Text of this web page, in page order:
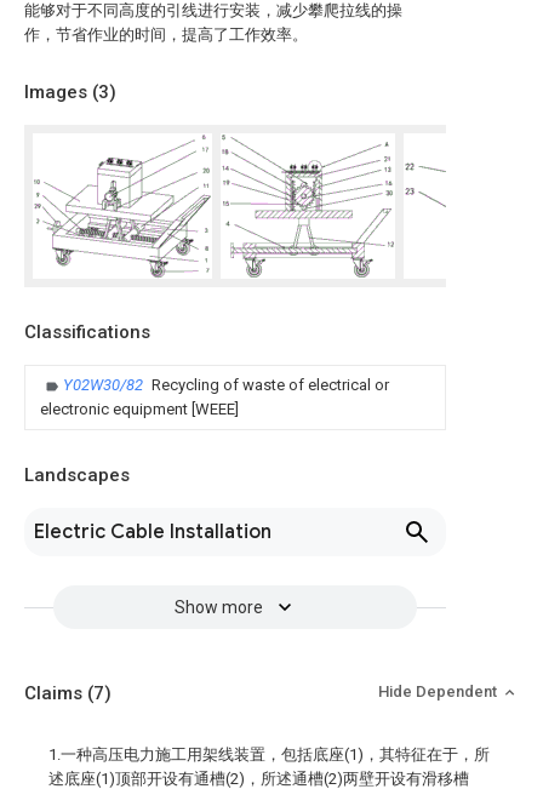
能够对于不同高度的引线进行安装，减少攀爬拉线的操
作，节省作业的时间，提高了工作效率。
Images (3)
Classifications
Y02W30/82 Recycling of waste of electrical or
electronic equipment [WEEE]
Landscapes
Electric Cable Installation
Show more
Claims (7) Hide Dependent
1.一种高压电力施工用架线装置，包括底座(1)，其特征在于，所
述底座(1)顶部开设有通槽(2)，所述通槽(2)两壁开设有滑移槽